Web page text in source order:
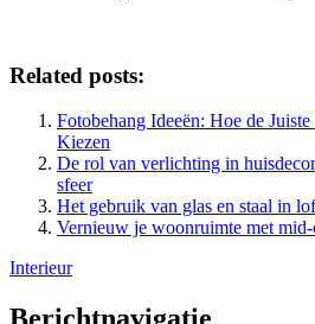
Related posts:
Fotobehang Ideeën: Hoe de
Kiezen
De rol van verlichting in
sfeer
Het gebruik van glas en staal in
Vernieuw je woonruimte met mid-
Interieur